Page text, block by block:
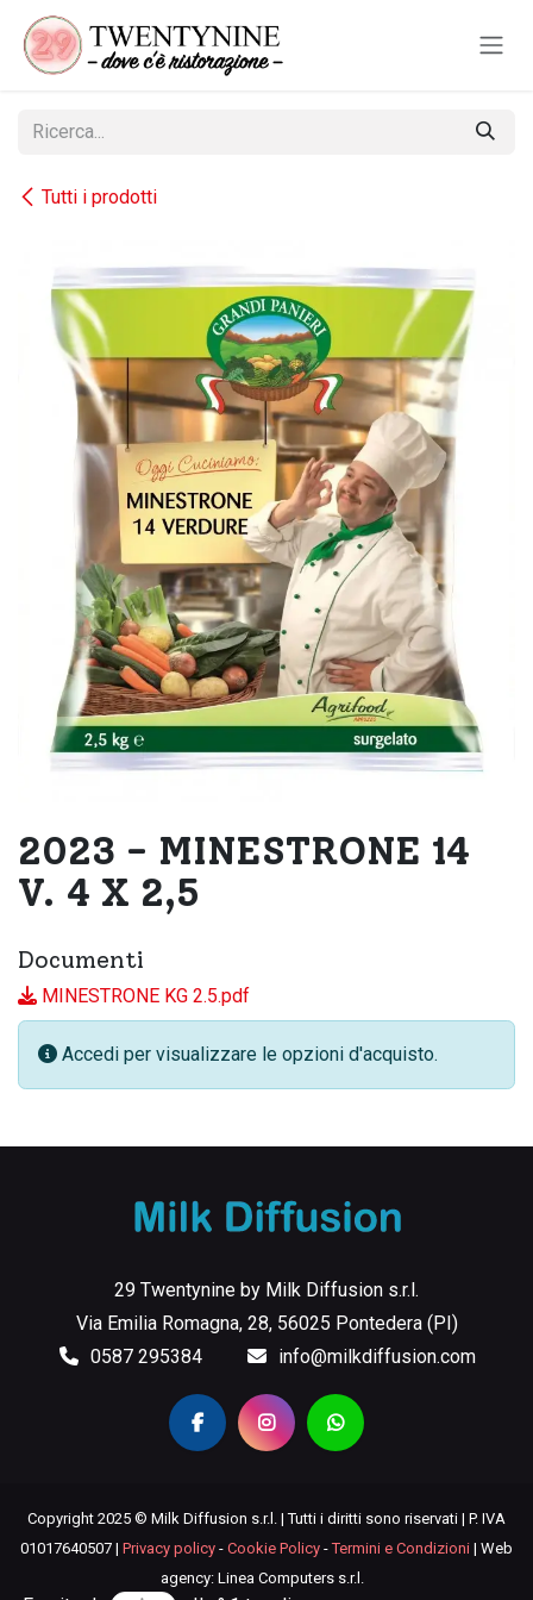
Passa al contenuto
Tutti i prodotti
2023 - MINESTRONE 14
V. 4 X 2,5
Documenti
MINESTRONE KG 2.5.pdf
Accedi per visualizzare le opzioni d'acquisto.
29 Twentynine by Milk Diffusion s.r.l.
Via Emilia Romagna, 28, 56025 Pontedera (PI)
0587 295384
info@milkdiffusion.com
Copyright 2025 © Milk Diffusion s.r.l. | Tutti i diritti sono riservati | P. IVA
01017640507 | Privacy policy - Cookie Policy -Termini e Condizioni | Web
agency: Linea Computers s.r.l.